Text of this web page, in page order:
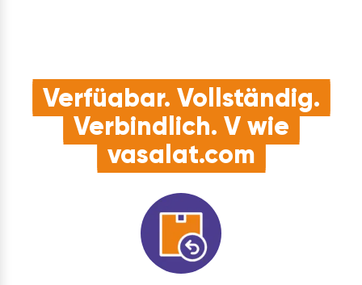
Verfügbar. Vollständig.
Verbindlich. V wie
vasalat.com